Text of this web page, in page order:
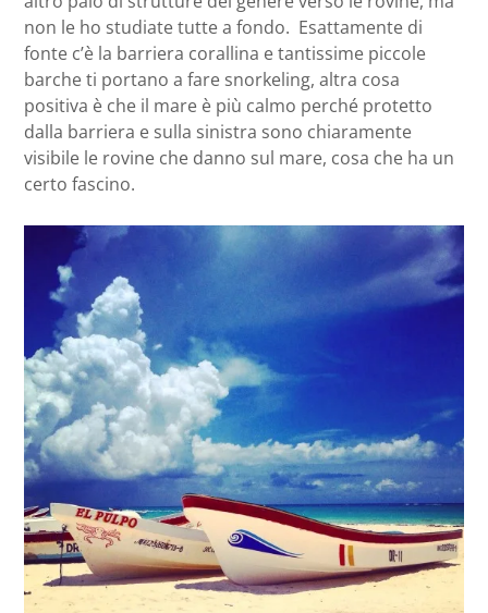
non le ho studiate tutte a fondo. Esattamente di
fonte c’è la barriera corallina e tantissime piccole
barche ti portano a fare snorkeling, altra cosa
positiva è che il mare è più calmo perché protetto
dalla barriera e sulla sinistra sono chiaramente
visibile le rovine che danno sul mare, cosa che ha un
certo fascino.